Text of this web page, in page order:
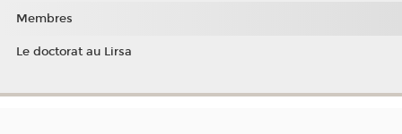
Membres
Le doctorat au Lirsa